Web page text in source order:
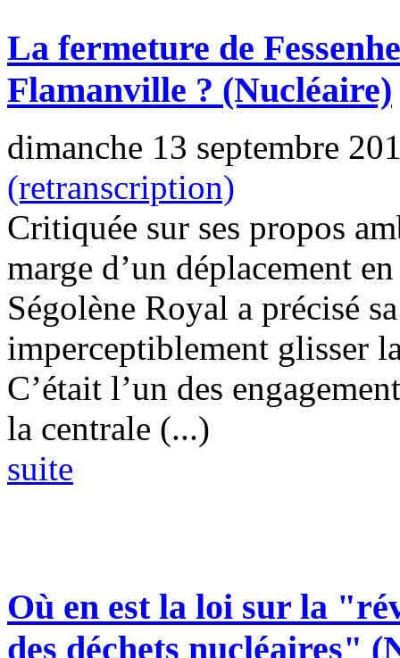
La fermeture de
Flamanville ? (Nucléaire)
dimanche 13 septembre
(retranscription)
Critiquée sur ses propos
marge d’un déplacement
Ségolène Royal a précisé
imperceptiblement glisser
C’était l’un des
la centrale (...)
suite
Où en est la loi sur la
des déchets nucléaires"